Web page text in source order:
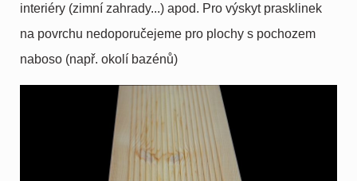
interiéry (zimní zahrady...) apod. Pro výskyt prasklinek
na povrchu nedoporučejeme pro plochy s pochozem
naboso (např. okolí bazénů)